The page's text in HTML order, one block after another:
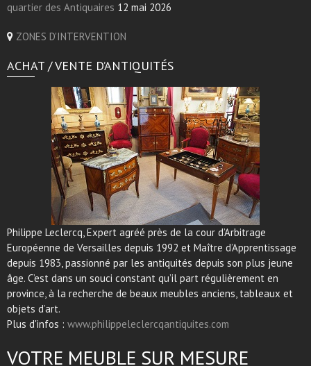
quartier des Antiquaires 12 mai 2026
ZONES D'INTERVENTION
ACHAT / VENTE D’ANTIQUITÉS
Philippe Leclercq, Expert agréé près de la cour d’Arbitrage
Européenne de Versailles depuis 1992 et Maître d’Apprentissage
depuis 1983, passionné par les antiquités depuis son plus jeune
âge. C’est dans un souci constant qu’il part régulièrement en
province, à la recherche de beaux meubles anciens, tableaux et
objets d’art.
Plus d'infos : www.philippeleclercqantiquites.com
VOTRE MEUBLE SUR MESURE